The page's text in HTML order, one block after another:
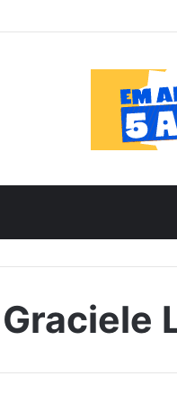
Graciele